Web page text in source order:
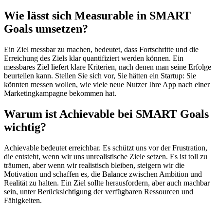
Wie lässt sich Measurable in SMART
Goals umsetzen?
Ein Ziel messbar zu machen, bedeutet, dass Fortschritte und die
Erreichung des Ziels klar quantifiziert werden können. Ein
messbares Ziel liefert klare Kriterien, nach denen man seine Erfolge
beurteilen kann. Stellen Sie sich vor, Sie hätten ein Startup: Sie
könnten messen wollen, wie viele neue Nutzer Ihre App nach einer
Marketingkampagne bekommen hat.
Warum ist Achievable bei SMART Goals
wichtig?
Achievable bedeutet erreichbar. Es schützt uns vor der Frustration,
die entsteht, wenn wir uns unrealistische Ziele setzen. Es ist toll zu
träumen, aber wenn wir realistisch bleiben, steigern wir die
Motivation und schaffen es, die Balance zwischen Ambition und
Realität zu halten. Ein Ziel sollte herausfordern, aber auch machbar
sein, unter Berücksichtigung der verfügbaren Ressourcen und
Fähigkeiten.